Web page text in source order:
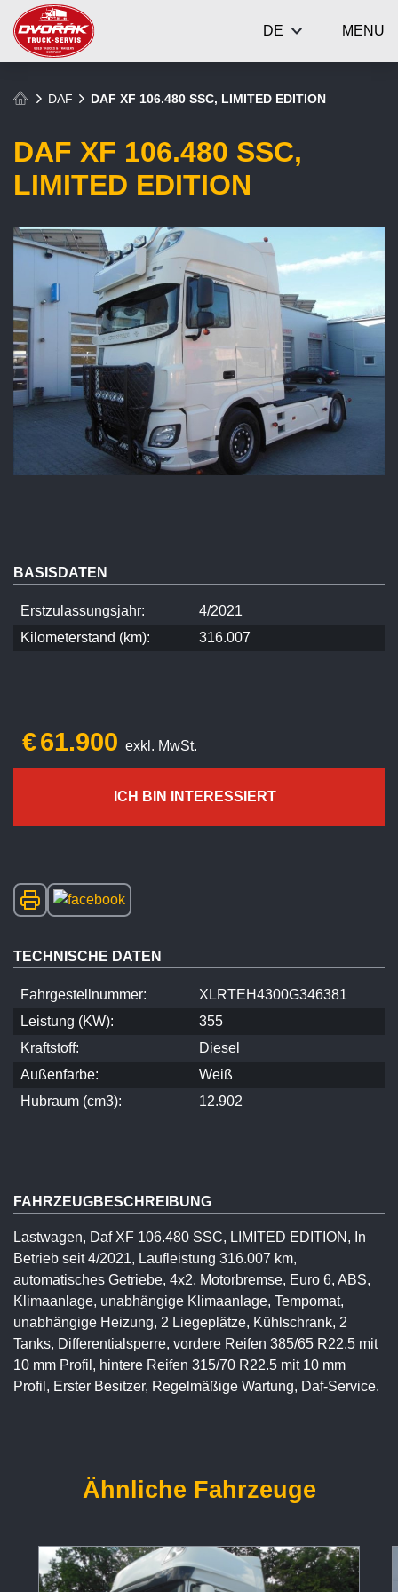
MENU
DE
DAF DAF XF 106.480 SSC, LIMITED EDITION
DAF XF 106.480 SSC,
LIMITED EDITION
€61.900 exkl. MwSt.
ICH BIN INTERESSIERT
BASISDATEN
Erstzulassungsjahr:
4/2021
Kilometerstand (km):
316.007
TECHNISCHE DATEN
Fahrgestellnummer:
XLRTEH4300G346381
Leistung (KW):
355
Kraftstoff:
Diesel
Außenfarbe:
Weiß
Hubraum (cm3):
12.902
FAHRZEUGBESCHREIBUNG
Lastwagen, Daf XF 106.480 SSC, LIMITED EDITION, In
Betrieb seit 4/2021, Laufleistung 316.007 km,
automatisches Getriebe, 4x2, Motorbremse, Euro 6, ABS,
Klimaanlage, unabhängige Klimaanlage, Tempomat,
unabhängige Heizung, 2 Liegeplätze, Kühlschrank, 2
Tanks, Differentialsperre, vordere Reifen 385/65 R22.5 mit
10 mm Profil, hintere Reifen 315/70 R22.5 mit 10 mm
Profil, Erster Besitzer, Regelmäßige Wartung, Daf-Service.
Ähnliche Fahrzeuge